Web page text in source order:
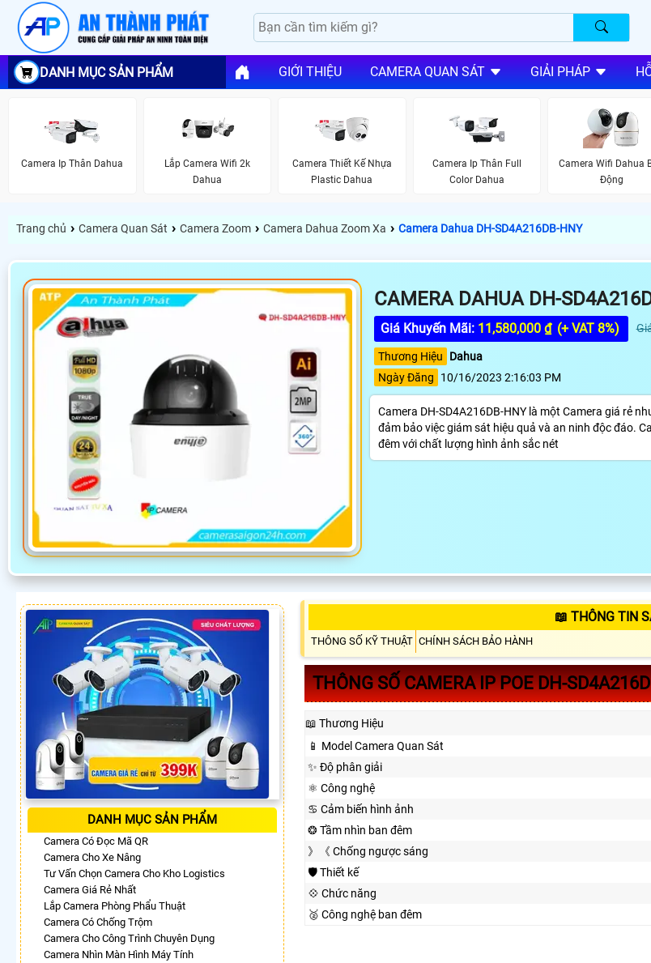
DANH MỤC SẢN PHẨM GIỚI THIỆU CAMERA QUAN SÁT GIẢI PHÁP
Camera Ip Thân Dahua
Lắp Camera Wifi 2k
Dahua
Camera Thiết Kế Nhựa
Plastic Dahua
Camera Ip Thân Full
Color Dahua
Camera Wifi Dahua
Động
Trang chủ › Camera Quan Sát › Camera Zoom › Camera Dahua Zoom Xa › Camera Dahua DH-SD4A216DB-HNY
CAMERA DAHUA DH-
Giá Khuyến Mãi: 11,580,000 ₫ (+ VAT 8%)
Thương Hiệu
Dahua
Ngày Đăng
10/16/2023 2:16:03 PM
Camera DH-SD4A216DB-HNY là một Camera giá rẻ
đảm bảo việc giám sát hiệu quả và an ninh độc đáo.
đêm với chất lượng hình ảnh sắc nét
DANH MỤC SẢN PHẨM
Camera Có Đọc Mã QR
Camera Cho Xe Nâng
Tư Vấn Chọn Camera Cho Kho Logistics
Camera Giá Rẻ Nhất
Lắp Camera Phòng Phẩu Thuật
Camera Có Chống Trộm
Camera Cho Công Trình Chuyên Dụng
Camera Nhìn Màn Hình Máy Tính
📖 THÔNG TIN
THÔNG SỐ KỸ THUẬT CHÍNH SÁCH BẢO HÀNH
THÔNG SỐ CAMERA IP POE DH-
📖 Thương Hiệu
📱 Model Camera Quan Sát
✨ Độ phân giải
⚛️ Công nghệ
♋ Cảm biến hình ảnh
❂ Tầm nhìn ban đêm
》《 Chống ngược sáng
🛡 Thiết kế
💠 Chức năng
🥈️ Công nghệ ban đêm